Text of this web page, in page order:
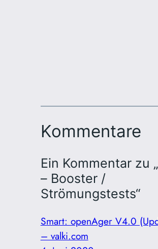
Kommentare
Ein Kommentar zu
– Booster /
Strömungstests“
Smart: openAger V4.0
– valki.com